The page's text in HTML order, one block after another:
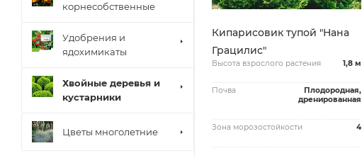
Кипарисовик тупой "Нана
Грацилис"
Высота взрослого растения 1,8 м
Почва
Плодородная,
дренированная
Зона морозостойкости 4
корнесобственные
Удобрения и
ядохимикаты
Хвойные деревья и
кустарники
Цветы многолетние